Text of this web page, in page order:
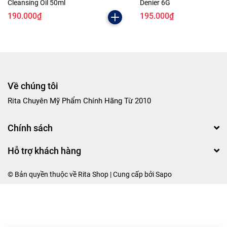
Cleansing Oil 50ml
190.000₫
Denier 6G
195.000₫
Về chúng tôi
Rita Chuyên Mỹ Phẩm Chính Hãng Từ 2010
Chính sách
Hỗ trợ khách hàng
© Bản quyền thuộc về Rita Shop | Cung cấp bởiSapo